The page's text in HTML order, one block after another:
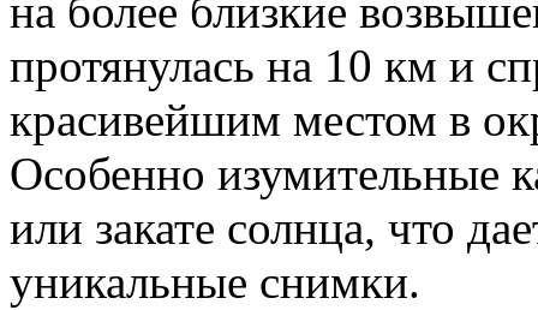
на более близкие
протянулась на 10 км и
красивейшим местом в
Особенно изумительные
или закате солнца, что
уникальные снимки.